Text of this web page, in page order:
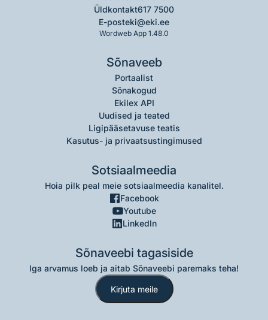
Üldkontakt617 7500
E-posteki@eki.ee
Wordweb App 1.48.0
Sõnaveeb
Portaalist
Sõnakogud
Ekilex API
Uudised ja teated
Ligipääsetavuse teatis
Kasutus- ja privaatsustingimused
Sotsiaalmeedia
Hoia pilk peal meie sotsiaalmeedia kanalitel.
Facebook
Youtube
LinkedIn
Sõnaveebi tagasiside
Iga arvamus loeb ja aitab Sõnaveebi paremaks teha!
Kirjuta meile